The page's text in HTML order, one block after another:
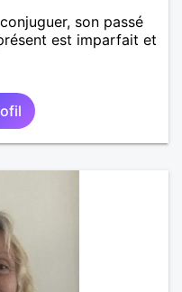
son passé
est imparfait et